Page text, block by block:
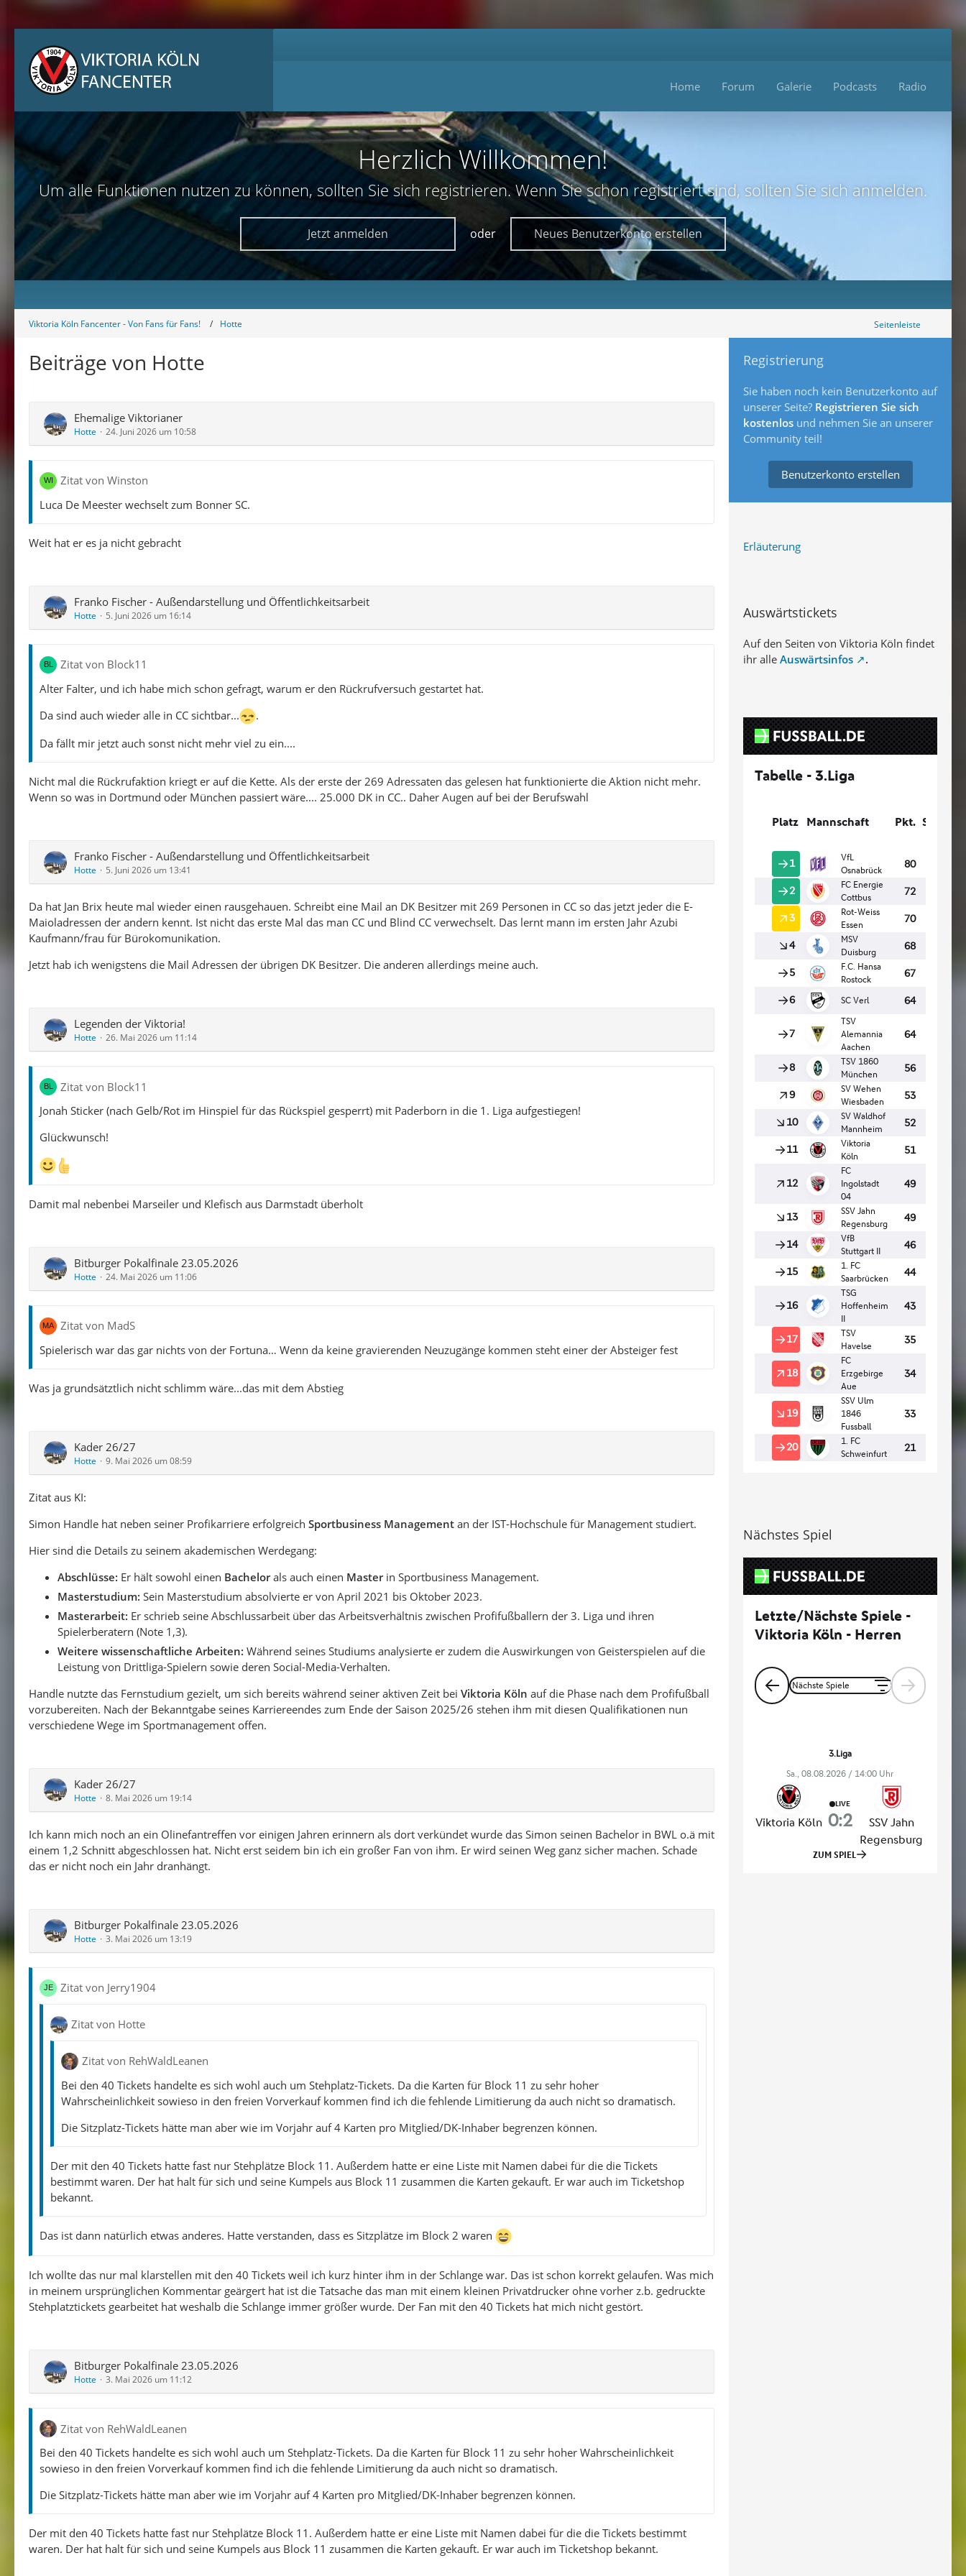
Home Forum Galerie Podcasts Radio
Herzlich Willkommen!
Um alle Funktionen nutzen zu können, sollten Sie sich registrieren. Wenn Sie schon registriert sind, sollten Sie sich anmelden.
Jetzt anmelden oder Neues Benutzerkonto erstellen
Viktoria Köln Fancenter - Von Fans für Fans! Hotte Seitenleiste
Beiträge von Hotte
Ehemalige Viktorianer
Hotte 24. Juni 2026 um 10:58
Zitat von Winston
Luca De Meester wechselt zum Bonner SC.
Weit hat er es ja nicht gebracht
Franko Fischer - Außendarstellung und Öffentlichkeitsarbeit
Hotte 5. Juni 2026 um 16:14
Zitat von Block11
Alter Falter, und ich habe mich schon gefragt, warum er den Rückrufversuch gestartet hat.
Da sind auch wieder alle in CC sichtbar...
.
Da fällt mir jetzt auch sonst nicht mehr viel zu ein....
Nicht mal die Rückrufaktion kriegt er auf die Kette. Als der erste der 269 Adressaten das gelesen hat funktionierte die Aktion nicht mehr.
Wenn so was in Dortmund oder München passiert wäre.... 25.000 DK in CC.. Daher Augen auf bei der Berufswahl
Franko Fischer - Außendarstellung und Öffentlichkeitsarbeit
Hotte 5. Juni 2026 um 13:41
Da hat Jan Brix heute mal wieder einen rausgehauen. Schreibt eine Mail an DK Besitzer mit 269 Personen in CC so das jetzt jeder die E-
Maioladressen der andern kennt. Ist nicht das erste Mal das man CC und Blind CC verwechselt. Das lernt mann im ersten Jahr Azubi
Kaufmann/frau für Bürokomunikation.
Jetzt hab ich wenigstens die Mail Adressen der übrigen DK Besitzer. Die anderen allerdings meine auch.
Legenden der Viktoria!
Hotte 26. Mai 2026 um 11:14
Zitat von Block11
Jonah Sticker (nach Gelb/Rot im Hinspiel für das Rückspiel gesperrt) mit Paderborn in die 1. Liga aufgestiegen!
Glückwunsch!
Damit mal nebenbei Marseiler und Klefisch aus Darmstadt überholt
Bitburger Pokalfinale 23.05.2026
Hotte 24. Mai 2026 um 11:06
Zitat von MadS
Spielerisch war das gar nichts von der Fortuna… Wenn da keine gravierenden Neuzugänge kommen steht einer der Absteiger fest
Was ja grundsätztlich nicht schlimm wäre...das mit dem Abstieg
Kader 26/27
Hotte 9. Mai 2026 um 08:59
Zitat aus KI:
Simon Handle hat neben seiner Profikarriere erfolgreich Sportbusiness Management an der IST-Hochschule für Management studiert.
Hier sind die Details zu seinem akademischen Werdegang:
Abschlüsse: Er hält sowohl einen Bachelorals auch einen Masterin Sportbusiness Management.
Masterstudium: Sein Masterstudium absolvierte er von April 2021 bis Oktober 2023.
Masterarbeit: Er schrieb seine Abschlussarbeit über das Arbeitsverhältnis zwischen Profifußballern der 3. Liga und ihren
Spielerberatern (Note 1,3).
Weitere wissenschaftliche Arbeiten: Während seines Studiums analysierte er zudem die Auswirkungen von Geisterspielen auf die
Leistung von Drittliga-Spielern sowie deren Social-Media-Verhalten.
Handle nutzte das Fernstudium gezielt, um sich bereits während seiner aktiven Zeit bei Viktoria Köln auf die Phase nach dem Profifußball
vorzubereiten. Nach der Bekanntgabe seines Karriereendes zum Ende der Saison 2025/26 stehen ihm mit diesen Qualifikationen nun
verschiedene Wege im Sportmanagement offen.
Kader 26/27
Hotte 8. Mai 2026 um 19:14
Ich kann mich noch an ein Olinefantreffen vor einigen Jahren erinnern als dort verkündet wurde das Simon seinen Bachelor in BWL o.ä mit
einem 1,2 Schnitt abgeschlossen hat. Nicht erst seidem bin ich ein großer Fan von ihm. Er wird seinen Weg ganz sicher machen. Schade
das er nicht noch ein Jahr dranhängt.
Bitburger Pokalfinale 23.05.2026
Hotte 3. Mai 2026 um 13:19
Zitat von Jerry1904
Zitat von Hotte
Zitat von RehWaldLeanen
Bei den 40 Tickets handelte es sich wohl auch um Stehplatz-Tickets. Da die Karten für Block 11 zu sehr hoher
Wahrscheinlichkeit sowieso in den freien Vorverkauf kommen find ich die fehlende Limitierung da auch nicht so dramatisch.
Die Sitzplatz-Tickets hätte man aber wie im Vorjahr auf 4 Karten pro Mitglied/DK-Inhaber begrenzen können.
Der mit den 40 Tickets hatte fast nur Stehplätze Block 11. Außerdem hatte er eine Liste mit Namen dabei für die die Tickets
bestimmt waren. Der hat halt für sich und seine Kumpels aus Block 11 zusammen die Karten gekauft. Er war auch im Ticketshop
bekannt.
Das ist dann natürlich etwas anderes. Hatte verstanden, dass es Sitzplätze im Block 2 waren
Ich wollte das nur mal klarstellen mit den 40 Tickets weil ich kurz hinter ihm in der Schlange war. Das ist schon korrekt gelaufen. Was mich
in meinem ursprünglichen Kommentar geärgert hat ist die Tatsache das man mit einem kleinen Privatdrucker ohne vorher z.b. gedruckte
Stehplatztickets gearbeitet hat weshalb die Schlange immer größer wurde. Der Fan mit den 40 Tickets hat mich nicht gestört.
Bitburger Pokalfinale 23.05.2026
Hotte 3. Mai 2026 um 11:12
Zitat von RehWaldLeanen
Bei den 40 Tickets handelte es sich wohl auch um Stehplatz-Tickets. Da die Karten für Block 11 zu sehr hoher Wahrscheinlichkeit
sowieso in den freien Vorverkauf kommen find ich die fehlende Limitierung da auch nicht so dramatisch.
Die Sitzplatz-Tickets hätte man aber wie im Vorjahr auf 4 Karten pro Mitglied/DK-Inhaber begrenzen können.
Der mit den 40 Tickets hatte fast nur Stehplätze Block 11. Außerdem hatte er eine Liste mit Namen dabei für die die Tickets bestimmt
waren. Der hat halt für sich und seine Kumpels aus Block 11 zusammen die Karten gekauft. Er war auch im Ticketshop bekannt.
Registrierung
Sie haben noch kein Benutzerkonto auf
unserer Seite? Registrieren Sie sich
kostenlos und nehmen Sie an unserer
Community teil!
Benutzerkonto erstellen
Erläuterung
Auswärtstickets
Auf den Seiten von Viktoria Köln findet
ihr alle Auswärtsinfos .
Nächstes Spiel